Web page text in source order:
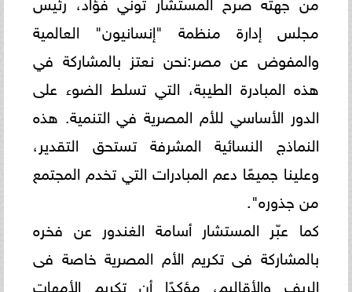
مجلس إدارة منظمة "إنسانيون" العالمية
والمفوض عن مصر:نحن نعتز بالمشاركة في
هذه المبادرة الطيبة، التي تسلط الضوء على
الدور الأساسي للأم المصرية في التنمية. هذه
النماذج النسائية المشرفة تستحق التقدير،
وعلينا جميعًا دعم المبادرات التي تخدم المجتمع
من جذوره".
كما عبّر المستشار أسامة الغندور عن فخره
بالمشاركة فى تكريم الأم المصرية خاصة فى
الريف والأقاليم، مؤكدًا أن تكريم الأمهات